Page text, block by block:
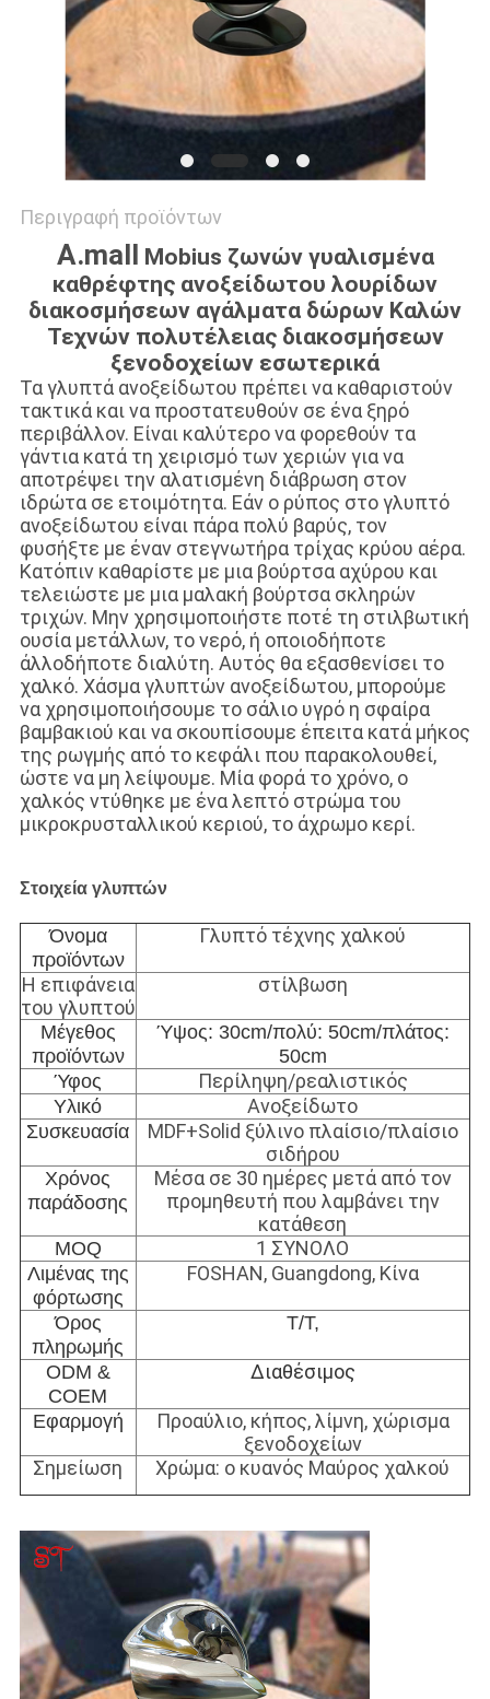
Περιγραφή προϊόντων
A.mall Mobius ζωνών γυαλισμένα
καθρέφτης ανοξείδωτου λουρίδων
διακοσμήσεων αγάλματα δώρων Καλών
Τεχνών πολυτέλειας διακοσμήσεων
ξενοδοχείων εσωτερικά
Τα γλυπτά ανοξείδωτου πρέπει να καθαριστούν
τακτικά και να προστατευθούν σε ένα ξηρό
περιβάλλον. Είναι καλύτερο να φορεθούν τα
γάντια κατά τη χειρισμό των χεριών για να
αποτρέψει την αλατισμένη διάβρωση στον
ιδρώτα σε ετοιμότητα. Εάν ο ρύπος στο γλυπτό
ανοξείδωτου είναι πάρα πολύ βαρύς, τον
φυσήξτε με έναν στεγνωτήρα τρίχας κρύου αέρα.
Κατόπιν καθαρίστε με μια βούρτσα αχύρου και
τελειώστε με μια μαλακή βούρτσα σκληρών
τριχών. Μην χρησιμοποιήστε ποτέ τη στιλβωτική
ουσία μετάλλων, το νερό, ή οποιοδήποτε
άλλοδήποτε διαλύτη. Αυτός θα εξασθενίσει το
χαλκό. Χάσμα γλυπτών ανοξείδωτου, μπορούμε
να χρησιμοποιήσουμε το σάλιο υγρό η σφαίρα
βαμβακιού και να σκουπίσουμε έπειτα κατά μήκος
της ρωγμής από το κεφάλι που παρακολουθεί,
ώστε να μη λείψουμε. Μία φορά το χρόνο, ο
χαλκός ντύθηκε με ένα λεπτό στρώμα του
μικροκρυσταλλικού κεριού, το άχρωμο κερί.
Στοιχεία γλυπτών
Όνομα
προϊόντων
Γλυπτό τέχνης χαλκού
Η επιφάνεια
του γλυπτού
στίλβωση
Μέγεθος
προϊόντων
Ύψος: 30cm/πολύ: 50cm/πλάτος:
50cm
Ύφος
Περίληψη/ρεαλιστικός
Υλικό Ανοξείδωτο
Συσκευασία
MDF+Solid ξύλινο πλαίσιο/πλαίσιο
σιδήρου
Χρόνος
παράδοσης
Μέσα σε 30 ημέρες μετά από τον
προμηθευτή που λαμβάνει την
κατάθεση
MOQ 1 ΣΥΝΟΛΟ
Λιμένας της
φόρτωσης
FOSHAN, Guangdong, Κίνα
Όρος
πληρωμής
T/T,
ODM &
COEM
Διαθέσιμος
Εφαρμογή
Προαύλιο, κήπος, λίμνη, χώρισμα
ξενοδοχείων
Σημείωση
Χρώμα: ο κυανός Μαύρος χαλκού